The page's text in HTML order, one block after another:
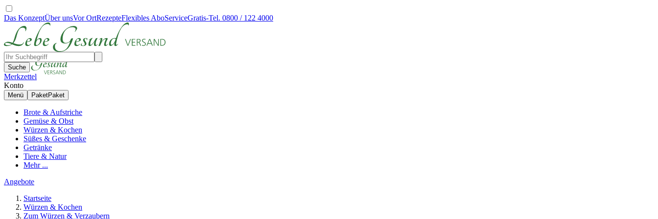
Das KonzeptÜber unsVor OrtRezepteFlexibles AboServiceGratis-Tel. 0800 / 122 4000
Suche
Merkzettel
Konto
Menü PaketPaket
Brote & Aufstriche
Gemüse & Obst
Würzen & Kochen
Süßes & Geschenke
Getränke
Tiere & Natur
Mehr ...
Angebote
Startseite
Würzen & Kochen
Zum Würzen & Verzaubern